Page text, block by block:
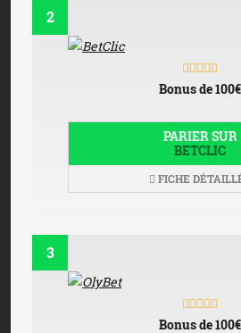
2
Bonus de 100€
PARIER SUR
BETCLIC
FICHE
3
Bonus de 100€